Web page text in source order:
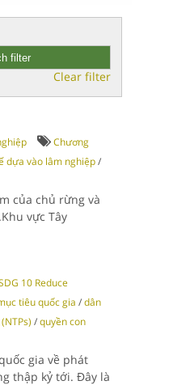
Clear filter
Chương
dựa vào lâm nghiệp/
của chủ rừng và
vực Tây
10 Reduce
tiêu quốc gia /dân
/quyền con
gia về phát
thập kỷ tới. Đây là